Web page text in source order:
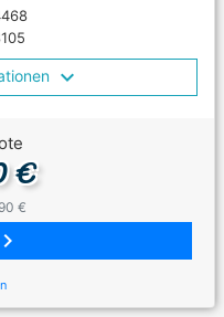
€
€
keyboard_arrow_right